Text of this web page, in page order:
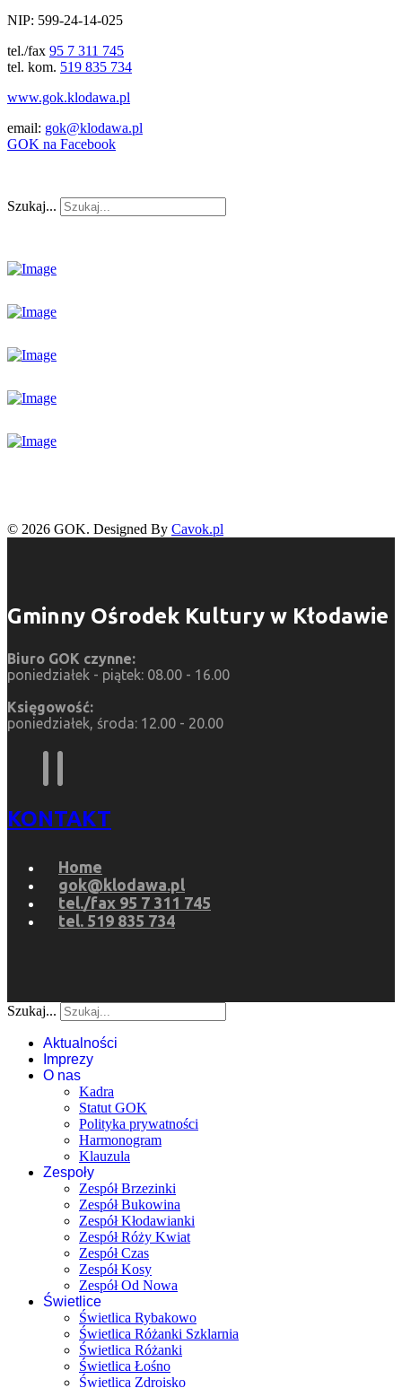
NIP: 599-24-14-025
tel./fax 95 7 311 745
tel. kom. 519 835 734
www.gok.klodawa.pl
email: gok@klodawa.pl
GOK na Facebook
Szukaj...
© 2026 GOK. Designed By Cavok.pl
Gminny Ośrodek Kultury w Kłodawie
Biuro GOK czynne:
poniedziałek - piątek: 08.00 - 16.00
Księgowość:
poniedziałek, środa: 12.00 - 20.00
KONTAKT
Home
gok@klodawa.pl
tel./fax 95 7 311 745
tel. 519 835 734
Szukaj...
Aktualności
Imprezy
O nas
Kadra
Statut GOK
Polityka prywatności
Harmonogram
Klauzula
Zespoły
Zespół Brzezinki
Zespół Bukowina
Zespół Kłodawianki
Zespół Róży Kwiat
Zespół Czas
Zespół Kosy
Zespół Od Nowa
Świetlice
Świetlica Rybakowo
Świetlica Różanki Szklarnia
Świetlica Różanki
Świetlica Łośno
Świetlica Zdroisko